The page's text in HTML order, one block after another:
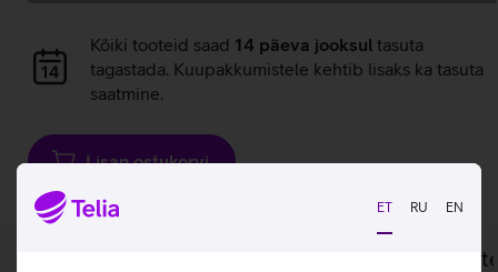
ET RU EN
Andmete
laadimine
Kõiki tooteid saad 14 päeva jooksul tasuta
tagastada. Kuupakkumistele kehtib lisaks ka tasuta
saatmine.
Lisan ostukorvi